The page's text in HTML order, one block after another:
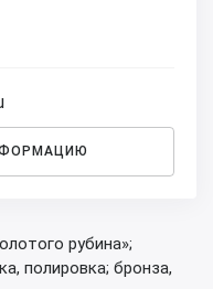
рубина»;
полировка; бронза,